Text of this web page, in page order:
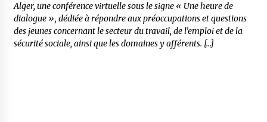
Alger, une conférence virtuelle sous le signe « Une heure de
dialogue », dédiée à répondre aux préoccupations et questions
des jeunes concernant le secteur du travail, de l’emploi et de la
sécurité sociale, ainsi que les domaines y afférents. […]